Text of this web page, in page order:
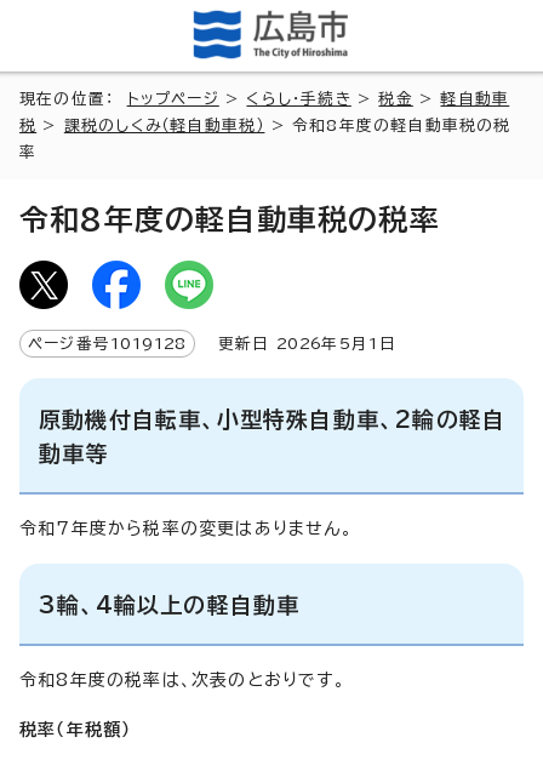
現在の位置： トップページ > くらし・手続き >税金 >軽自動車
税
> 課税のしくみ（軽自動車税）
> 令和8年度の軽自動車税の税
率
令和8年度の軽自動車税の税率
ページ番号 1019128 更新日 2026年5月1日
原動機付自転車、小型特殊自動車、2輪の軽自
動車等
令和7年度から税率の変更はありません。
3輪、4輪以上の軽自動車
令和8年度の税率は、次表のとおりです。
税率（年税額）